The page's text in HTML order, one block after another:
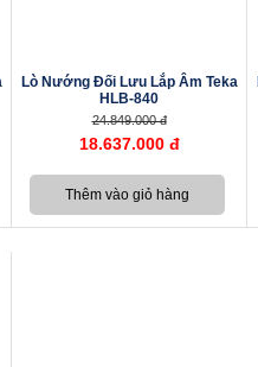
Lò Nướng Đối Lưu Lắp Âm Teka
HLB-840
24.849.000 đ
18.637.000 đ